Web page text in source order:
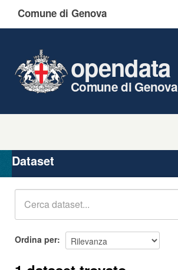
Comune di Genova
opendata
Comune di Genova
Organizzazioni
Gruppi
Dataset
Ordina per